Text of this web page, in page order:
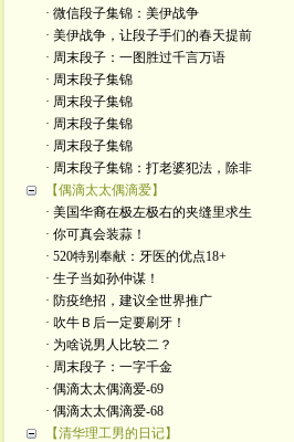
· 微信段子集锦：美伊战争
· 美伊战争，让段子手们的春天提前
· 周末段子：一图胜过千言万语
· 周末段子集锦
· 周末段子集锦
· 周末段子集锦
· 周末段子集锦
· 周末段子集锦：打老婆犯法，除非
【偶滴太太偶滴爱】
· 美国华裔在极左极右的夹缝里求生
· 你可真会装蒜！
· 520特别奉献：牙医的优点18+
· 生子当如孙仲谋！
· 防疫绝招，建议全世界推广
· 吹牛Ｂ后一定要刷牙！
· 为啥说男人比较二？
· 周末段子：一字千金
· 偶滴太太偶滴爱-69
· 偶滴太太偶滴爱-68
【清华理工男的日记】